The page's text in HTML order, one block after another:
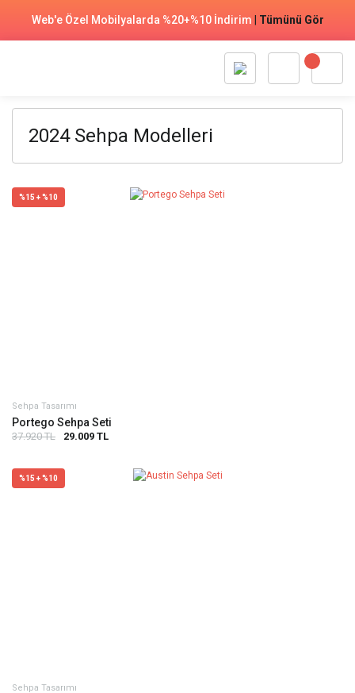
Web'e Özel Mobilyalarda %20+%10 İndirim Tümünü Gör
2024 Sehpa Modelleri
%15 + %10
Sehpa Tasarımı
Portego Sehpa Seti
37.920 TL 29.009 TL
%15 + %10
Sehpa Tasarımı